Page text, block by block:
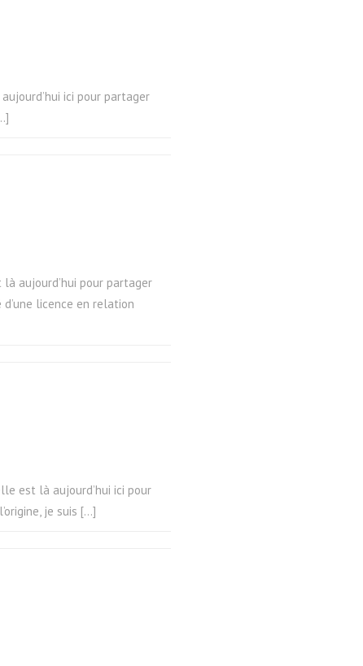
ici pour partager
aujourd’hui pour partager
licence en relation
est là aujourd’hui ici pour
je suis […]